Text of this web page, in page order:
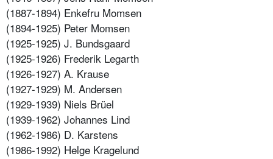
(1887-1894) Enkefru Momsen
(1894-1925) Peter Momsen
(1925-1925) J. Bundsgaard
(1925-1926) Frederik Legarth
(1926-1927) A. Krause
(1927-1929) M. Andersen
(1929-1939) Niels Brüel
(1939-1962) Johannes Lind
(1962-1986) D. Karstens
(1986-1992) Helge Kragelund